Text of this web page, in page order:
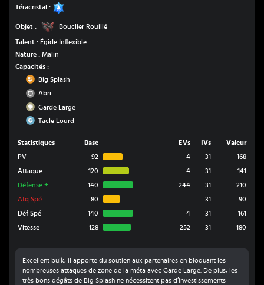
Téracristal :
Objet : Bouclier Rouillé
Talent : Égide Inflexible
Nature : Malin
Capacités :
Combat
Big Splash
Normal
Abri
Roche
Garde Large
Acier
Tacle Lourd
Statistiques Base EVs IVs
Valeur
PV
92 4 31
168
Attaque
120 4 31
141
Défense + 140 244 31
210
Atq Spé - 80 31
90
Déf Spé
140 4 31
161
Vitesse
128 252 31 180
Excellent bulk, il apporte du soutien aux partenaires en bloquant les
nombreuses attaques de zone de la méta avec Garde Large. De plus, les
très bons dégâts de Big Splash ne nécessitent pas d’investissements